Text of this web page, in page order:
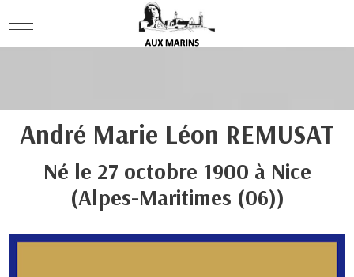
Mobile Menu Toggle
André Marie Léon REMUSAT
Né le 27 octobre 1900 à Nice
(Alpes-Maritimes (06))